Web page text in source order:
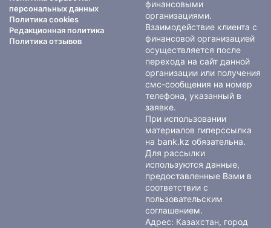
персональных данных
Политика cookies
Редакционная политика
Политика отзывов
финансовыми
организациями.
Взаимодействие клиента с
финансовой организацией
осуществляется после
перехода на сайт данной
организации или получения
смс-сообщения на номер
телефона, указанный в
заявке.
При использовании
материалов гиперссылка
на bank.kz обязательна.
Для рассылки
используются данные,
предоставленные Вами в
соответствии с
пользовательским
соглашением.
Адрес: Казахстан, город